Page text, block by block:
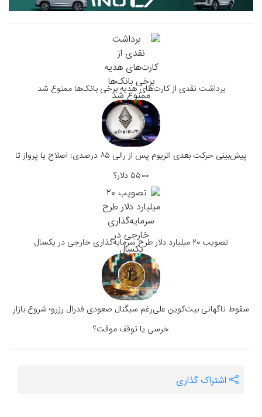
برداشت نقدی از کارت‌های هدیه برخی بانک‌ها ممنوع شد
پیش‌بینی حرکت بعدی اتریوم پس از رالی ۸۵ درصدی: اصلاح یا پرواز تا
۵۵۰۰ دلار؟
تصویب ۲۰ میلیارد دلار طرح سرمایه‌گذاری خارجی در یکسال
سقوط ناگهانی بیت‌کوین علی‌رغم سیگنال صعودی فدرال رزرو؛ شروع بازار
خرسی یا توقف موقت؟
اشتراک گذاری